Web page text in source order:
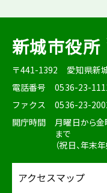
新城市役所
〒441-1392
愛知県新
電話番号
0536-23-1111
ファクス
0536-23-
開庁時間
月曜日から
まで
（祝日、年末
アクセスマップ